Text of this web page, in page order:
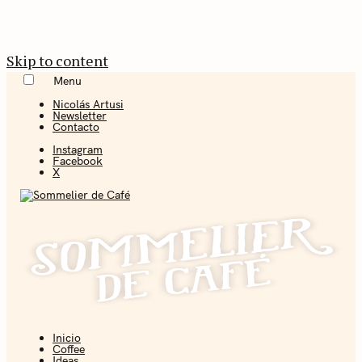
Skip to content
Menu
Nicolás Artusi
Newsletter
Contacto
Instagram
Facebook
X
Coffee + Ideas
Inicio
Coffee